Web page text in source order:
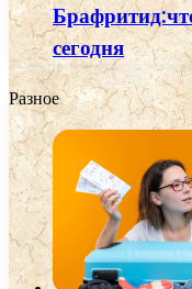
сегодня
Разное